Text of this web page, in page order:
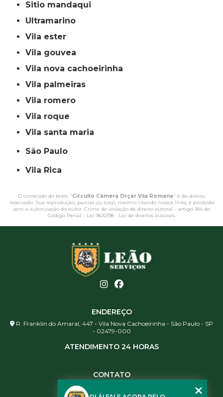
sitio mandaqui
ultramarino
vila ester
vila gouvea
vila nova cachoeirinha
vila palmeiras
vila romero
vila roque
vila santa maria
São Paulo
Vila Rica
O conteúdo do texto "Circuito Câmera Orçar Vila Romana" é de direito
reservado. Sua reprodução, parcial ou total, mesmo citando nossos links, é proibida
sem a autorização do autor. Crime de violação de direito autoral – artigo 184 do
Código Penal – Lei 9610/98 - Lei de direitos autorais.
ENDEREÇO
R. Franklin do Amaral, 447 - Vila Nova Cachoeirinha - São Paulo - SP
- 02479-000
ATENDIMENTO 24 HORAS
CONTATO